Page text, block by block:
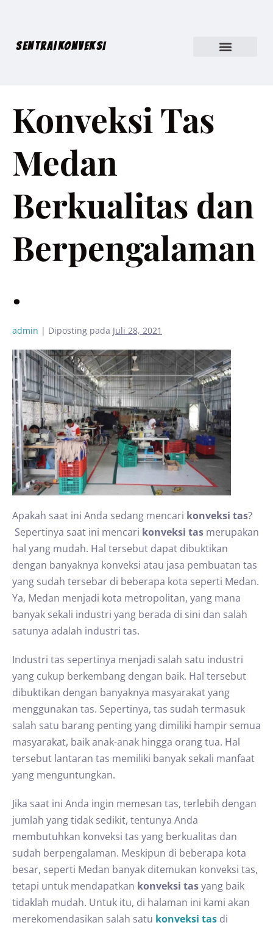
SENTRA|KONVEKSI
Konveksi Tas
Medan
Berkualitas dan
Berpengalaman
.
admin | Diposting pada Juli 28, 2021
Apakah saat ini Anda sedang mencari konveksi tas?
Sepertinya saat ini mencari konveksi tas merupakan
hal yang mudah. Hal tersebut dapat dibuktikan
dengan banyaknya konveksi atau jasa pembuatan tas
yang sudah tersebar di beberapa kota seperti Medan.
Ya, Medan menjadi kota metropolitan, yang mana
banyak sekali industri yang berada di sini dan salah
satunya adalah industri tas.
Industri tas sepertinya menjadi salah satu industri
yang cukup berkembang dengan baik. Hal tersebut
dibuktikan dengan banyaknya masyarakat yang
menggunakan tas. Sepertinya, tas sudah termasuk
salah satu barang penting yang dimiliki hampir semua
masyarakat, baik anak-anak hingga orang tua. Hal
tersebut lantaran tas memiliki banyak sekali manfaat
yang menguntungkan.
Jika saat ini Anda ingin memesan tas, terlebih dengan
jumlah yang tidak sedikit, tentunya Anda
membutuhkan konveksi tas yang berkualitas dan
sudah berpengalaman. Meskipun di beberapa kota
besar, seperti Medan banyak ditemukan konveksi tas,
tetapi untuk mendapatkan konveksi tasyang baik
tidaklah mudah. Untuk itu, di halaman ini kami akan
merekomendasikan salah satu konveksi tas di